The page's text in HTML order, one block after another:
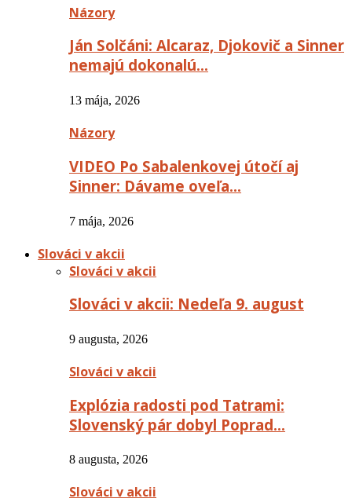
Názory
Ján Solčáni: Alcaraz, Djokovič a Sinner
nemajú dokonalú…
13 mája, 2026
Názory
VIDEO Po Sabalenkovej útočí aj
Sinner: Dávame oveľa…
7 mája, 2026
Slováci v akcii
Slováci v akcii
Slováci v akcii: Nedeľa 9. august
9 augusta, 2026
Slováci v akcii
Explózia radosti pod Tatrami:
Slovenský pár dobyl Poprad…
8 augusta, 2026
Slováci v akcii